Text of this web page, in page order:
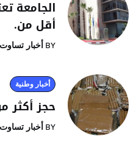
الجامعة
أقل من.
BY أخبار تساوت
أخبار وطنية
حجز أكثر من 5 أطنان من
BY أخبار تساوت